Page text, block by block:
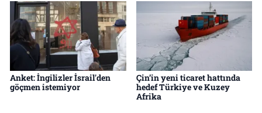
Anket: İngilizler İsrail'den
göçmen istemiyor
Çin’in yeni ticaret hattında
hedef Türkiye ve Kuzey
Afrika